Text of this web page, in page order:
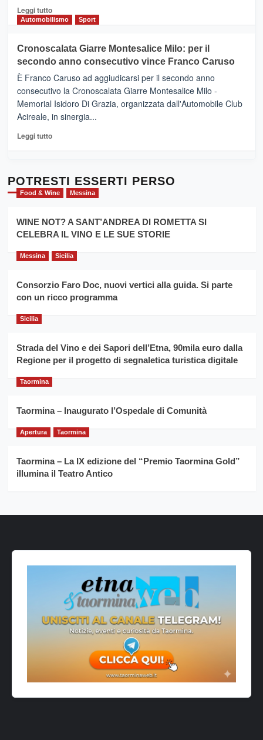
Gusto,
il
tra
sapori
vicoli
medievali
Leggi tuttoLeggi
di
Mondello
(Palermo)
–
“E
adesso
Pasta
–
Sicilia
l’
evento
per
la
filiera
grano
Automobilismo Sport
Cronoscalata Giarre Montesalice Milo: per il
secondo anno consecutivo vince Franco Caruso
È Franco Caruso ad aggiudicarsi per il secondo anno
consecutivo la Cronoscalata Giarre Montesalice Milo -
Memorial Isidoro Di Grazia, organizzata dall'Automobile Club
Acireale, in sinergia...
Leggi tuttoLeggi
Cronoscalata
Giarre
Montesalice
per
il
anno
Franco
Caruso
POTRESTI ESSERTI PERSO
Food & Wine Messina
WINE NOT? A SANT’ANDREA DI ROMETTA SI
CELEBRA IL VINO E LE SUE STORIE
Messina Sicilia
Consorzio Faro Doc, nuovi vertici alla guida. Si parte
con un ricco programma
Sicilia
Strada del Vino e dei Sapori dell’Etna, 90mila euro dalla
Regione per il progetto di segnaletica turistica digitale
Taormina
Taormina – Inaugurato l’Ospedale di Comunità
Apertura Taormina
Taormina – La IX edizione del “Premio Taormina Gold”
illumina il Teatro Antico